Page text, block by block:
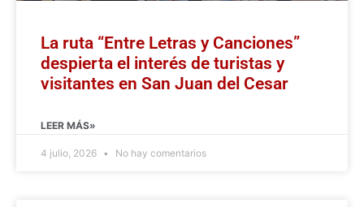
La ruta “Entre Letras y Canciones”
despierta el interés de turistas y
visitantes en San Juan del Cesar
LEER MÁS»
4 julio, 2026 No hay comentarios